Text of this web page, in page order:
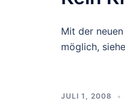
Mit der
möglich,
JULI 1, 2008